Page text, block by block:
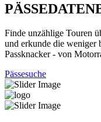
Finde unzählige Touren
und erkunde die weniger
Passknacker - von
Pässesuche